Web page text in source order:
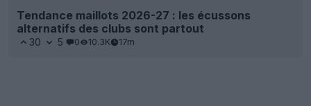
Tendance maillots 2026-27 : les écussons
alternatifs des clubs sont partout
30 5 0 10.3K 17m